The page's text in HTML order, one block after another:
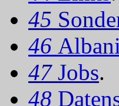
45
46
47 Jobs.
48